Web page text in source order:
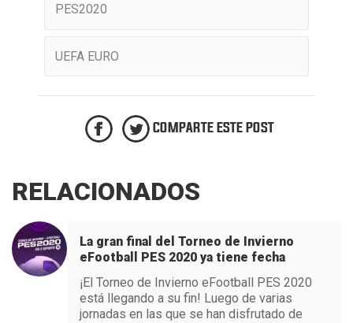
PES2020
UEFA EURO
COMPARTE ESTE POST
RELACIONADOS
La gran final del Torneo de Invierno
eFootball PES 2020 ya tiene fecha
¡El Torneo de Invierno eFootball PES 2020
está llegando a su fin! Luego de varias
jornadas en las que se han disfrutado de